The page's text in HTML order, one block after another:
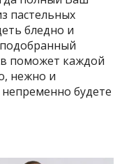
пастельных
бледно и
поможет каждой
нежно и
будете